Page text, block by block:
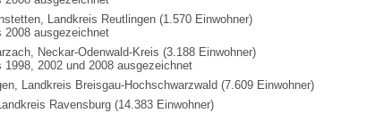
Landkreis Reutlingen (1.570 Einwohner)
2008 ausgezeichnet
Neckar-Odenwald-Kreis (3.188 Einwohner)
1998, 2002 und 2008 ausgezeichnet
Landkreis Breisgau-Hochschwarzwald (7.609 Einwohner)
Ravensburg (14.383 Einwohner)